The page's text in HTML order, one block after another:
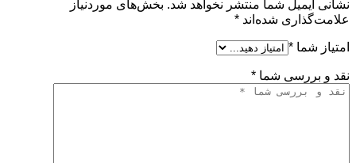
نشانی ایمیل شما منتشر نخواهد شد. بخش‌های موردنیاز
علامت‌گذاری شده‌اند *
امتیاز شما *
نقد و بررسی شما *